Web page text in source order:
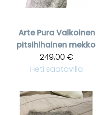
Arte PuraValkoinen
pitsihihainen mekko
249,00 €
Heti saatavilla